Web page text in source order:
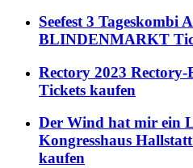
Seefest 3 Tageskombi
BLINDENMARKT
Rectory 2023 Rectory-
Tickets kaufen
Der Wind hat mir ein
Kongresshaus
kaufen